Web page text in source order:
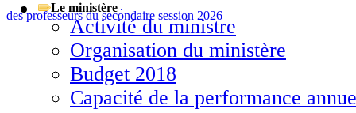
des professeurs du secondaire session 2026
Le ministère
Activité du ministre
Organisation du ministère
Budget 2018
Capacité de la performance